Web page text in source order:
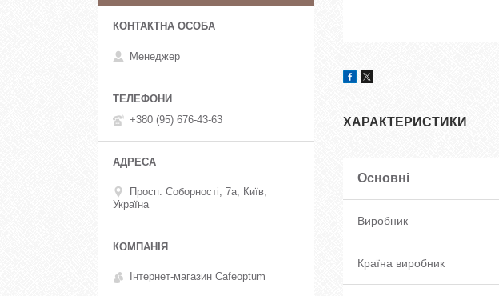
ХАРАКТЕРИСТИКИ
Основні
Виробник
Країна виробник
Менеджер
+380 (95) 676-43-63
Просп. Соборності, 7а, Київ,
Україна
Інтернет-магазин Cafeoptum